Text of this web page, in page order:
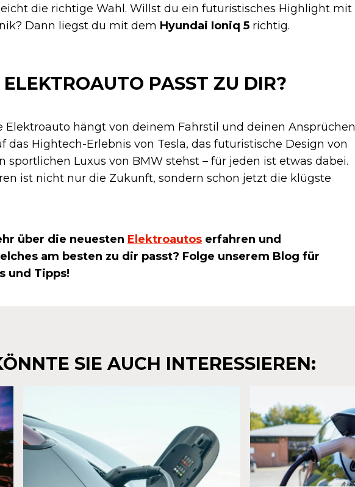
die richtige Wahl. Willst du ein futuristisches Highlight mit
Dann liegst du mit dem Hyundai Ioniq 5 richtig.
PASST ZU DIR?
Elektroauto hängt von deinem Fahrstil und deinen Ansprüchen
das Hightech-Erlebnis von Tesla, das futuristische Design von
sportlichen Luxus von BMW stehst – für jeden ist etwas dabei.
ist nicht nur die Zukunft, sondern schon jetzt die klügste
über die neuesten Elektroautos erfahren und
am besten zu dir passt? Folge unserem Blog für
und Tipps!
SIE AUCH INTERESSIEREN: